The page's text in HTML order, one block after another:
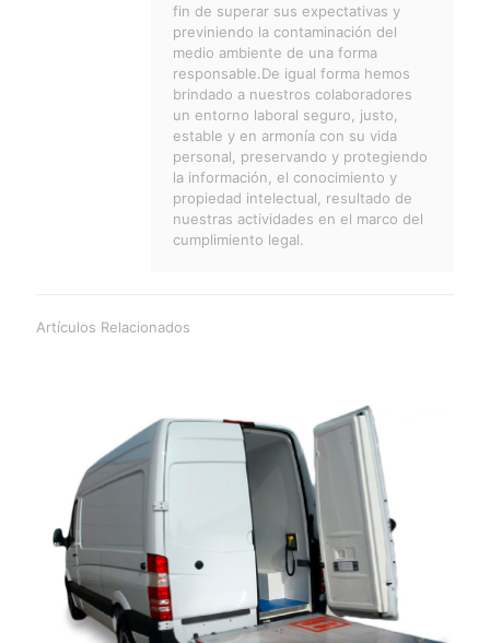
fin de superar sus expectativas y
previniendo la contaminación del
medio ambiente de una forma
responsable.De igual forma hemos
brindado a nuestros colaboradores
un entorno laboral seguro, justo,
estable y en armonía con su vida
personal, preservando y protegiendo
la información, el conocimiento y
propiedad intelectual, resultado de
nuestras actividades en el marco del
cumplimiento legal.
Artículos Relacionados